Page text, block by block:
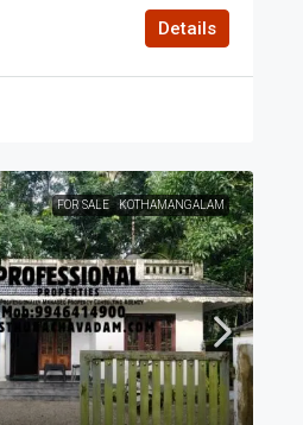
Details
FOR SALE KOTHAMANGALAM